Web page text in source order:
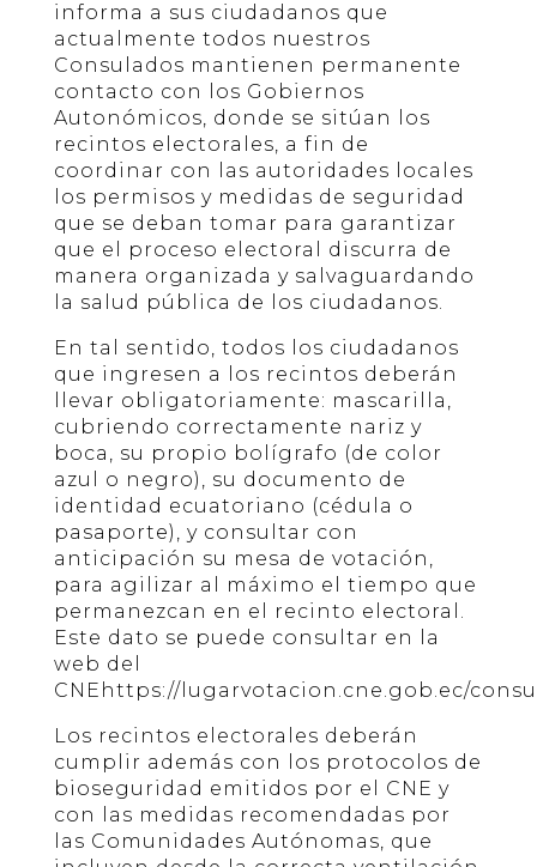
informa a sus ciudadanos que
actualmente todos nuestros
Consulados mantienen permanente
contacto con los Gobiernos
Autonómicos, donde se sitúan los
recintos electorales, a fin de
coordinar con las autoridades locales
los permisos y medidas de seguridad
que se deban tomar para garantizar
que el proceso electoral discurra de
manera organizada y salvaguardando
la salud pública de los ciudadanos.
En tal sentido, todos los ciudadanos
que ingresen a los recintos deberán
llevar obligatoriamente: mascarilla,
cubriendo correctamente nariz y
boca, su propio bolígrafo (de color
azul o negro), su documento de
identidad ecuatoriano (cédula o
pasaporte), y consultar con
anticipación su mesa de votación,
para agilizar al máximo el tiempo que
permanezcan en el recinto electoral.
Este dato se puede consultar en la
web del
CNEhttps://lugarvotacion.cne.gob.ec/
Los recintos electorales deberán
cumplir además con los protocolos de
bioseguridad emitidos por el CNE y
con las medidas recomendadas por
las Comunidades Autónomas, que